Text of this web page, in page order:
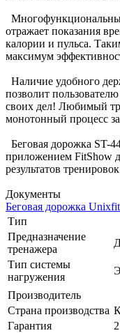
отражает показания
калории и пульса.
максимум
Наличие удобного
позволит
своих дел! Любимый
монотонный процесс
Беговая дорожка ST-
приложением FitShow
результатов
Документы
Беговая дорожка
Тип
Предназначение
тренажера
Тип системы
нагружения
Производитель
Страна производства
Гарантия